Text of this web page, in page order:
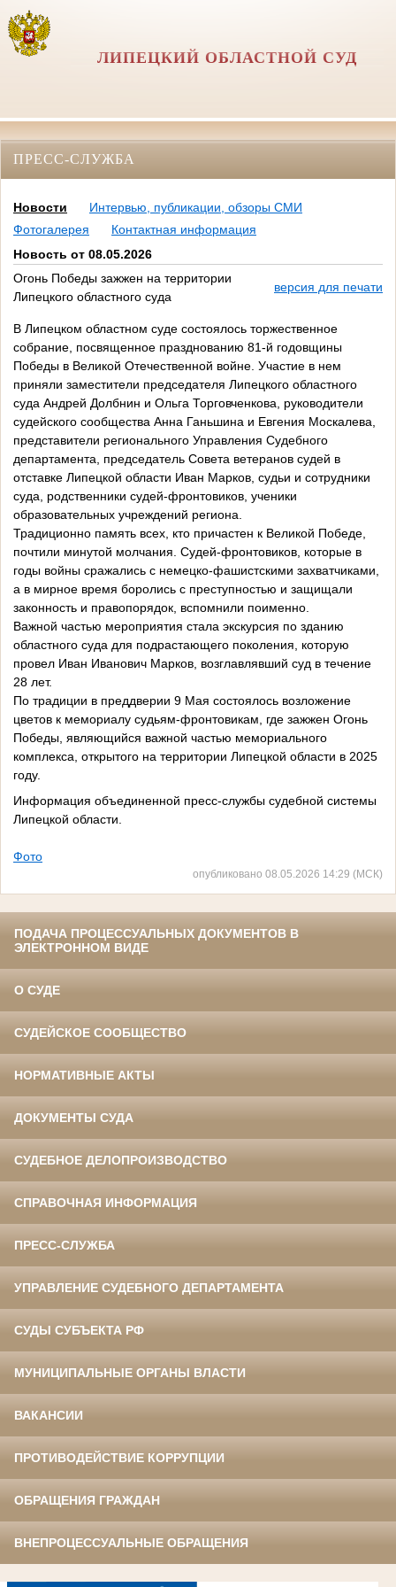
ЛИПЕЦКИЙ ОБЛАСТНОЙ СУД
ПРЕСС-СЛУЖБА
Новости
Интервью, публикации, обзоры СМИ
Фотогалерея
Контактная информация
Новость от 08.05.2026
Огонь Победы зажжен на территории
Липецкого областного суда
версия для печати
В Липецком областном суде состоялось торжественное
собрание, посвященное празднованию 81-й годовщины
Победы в Великой Отечественной войне. Участие в нем
приняли заместители председателя Липецкого областного
суда Андрей Долбнин и Ольга Торговченкова, руководители
судейского сообщества Анна Ганьшина и Евгения Москалева,
представители регионального Управления Судебного
департамента, председатель Совета ветеранов судей в
отставке Липецкой области Иван Марков, судьи и сотрудники
суда, родственники судей-фронтовиков, ученики
образовательных учреждений региона.
Традиционно память всех, кто причастен к Великой Победе,
почтили минутой молчания. Судей-фронтовиков, которые в
годы войны сражались с немецко-фашистскими захватчиками,
а в мирное время боролись с преступностью и защищали
законность и правопорядок, вспомнили поименно.
Важной частью мероприятия стала экскурсия по зданию
областного суда для подрастающего поколения, которую
провел Иван Иванович Марков, возглавлявший суд в течение
28 лет.
По традиции в преддверии 9 Мая состоялось возложение
цветов к мемориалу судьям-фронтовикам, где зажжен Огонь
Победы, являющийся важной частью мемориального
комплекса, открытого на территории Липецкой области в 2025
году.
Информация объединенной пресс-службы судебной системы
Липецкой области.
Фото
опубликовано 08.05.2026 14:29 (МСК)
ПОДАЧА ПРОЦЕССУАЛЬНЫХ ДОКУМЕНТОВ В
ЭЛЕКТРОННОМ ВИДЕ
О СУДЕ
СУДЕЙСКОЕ СООБЩЕСТВО
НОРМАТИВНЫЕ АКТЫ
ДОКУМЕНТЫ СУДА
СУДЕБНОЕ ДЕЛОПРОИЗВОДСТВО
СПРАВОЧНАЯ ИНФОРМАЦИЯ
ПРЕСС-СЛУЖБА
УПРАВЛЕНИЕ СУДЕБНОГО ДЕПАРТАМЕНТА
СУДЫ СУБЪЕКТА РФ
МУНИЦИПАЛЬНЫЕ ОРГАНЫ ВЛАСТИ
ВАКАНСИИ
ПРОТИВОДЕЙСТВИЕ КОРРУПЦИИ
ОБРАЩЕНИЯ ГРАЖДАН
ВНЕПРОЦЕССУАЛЬНЫЕ ОБРАЩЕНИЯ